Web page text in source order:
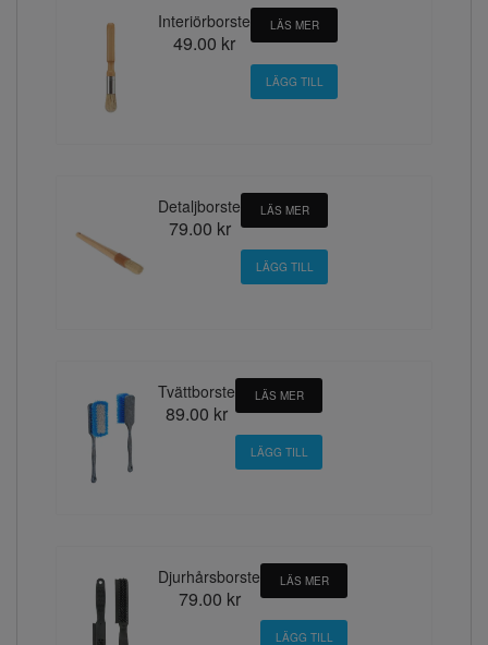
Interiörborste
49.00 kr
LÄS MER
Detaljborste
79.00 kr
LÄS MER
Tvättborste
89.00 kr
LÄS MER
Djurhårsborste
79.00 kr
LÄS MER